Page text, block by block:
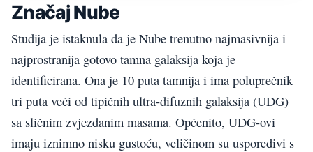
Značaj Nube
Studija je istaknula da je Nube trenutno najmasivnija i
najprostranija gotovo tamna galaksija koja je
identificirana. Ona je 10 puta tamnija i ima poluprečnik
tri puta veći od tipičnih ultra-difuznih galaksija (UDG)
sa sličnim zvjezdanim masama. Općenito, UDG-ovi
imaju iznimno nisku gustoću, veličinom su usporedivi s